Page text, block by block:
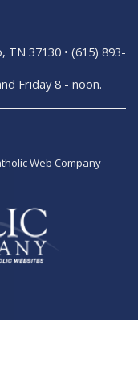
TN 37130 • (615) 893-
Friday 8 - noon.
Web Company